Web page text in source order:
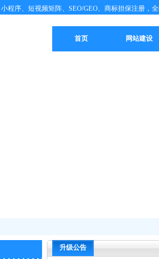
程序、短视频矩阵、SEO/GEO、商标担保注册，全
首页 网站建设
升级公告